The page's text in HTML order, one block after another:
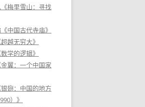
《梅里雪山：寻找
中国古代寺庙》
越无穷大》
学的逻辑》
金翼：一个中国家
银翅：中国的地方
）》